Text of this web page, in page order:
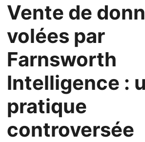
Vente de
volées par
Farnsworth
Intelligence :
pratique
controversée